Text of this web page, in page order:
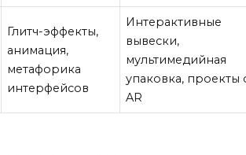
Глитч-эффекты,
анимация,
метафорика
интерфейсов
Интерактивные
вывески,
мультимедийная
упаковка, проекты
AR